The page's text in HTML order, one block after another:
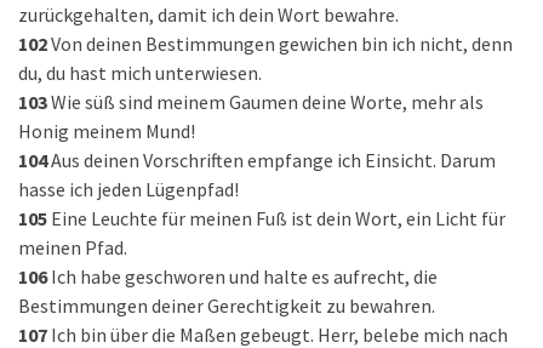
zurückgehalten, damit ich dein Wort bewahre.
102Von deinen Bestimmungen gewichen bin ich nicht, denn
du, du hast mich unterwiesen.
103Wie süß sind meinem Gaumen deine Worte, mehr als
Honig meinem Mund!
104Aus deinen Vorschriften empfange ich Einsicht. Darum
hasse ich jeden Lügenpfad!
105 Eine Leuchte für meinen Fuß ist dein Wort, ein Licht für
meinen Pfad.
106 Ich habe geschworen und halte es aufrecht, die
Bestimmungen deiner Gerechtigkeit zu bewahren.
107 Ich bin über die Maßen gebeugt. Herr, belebe mich nach